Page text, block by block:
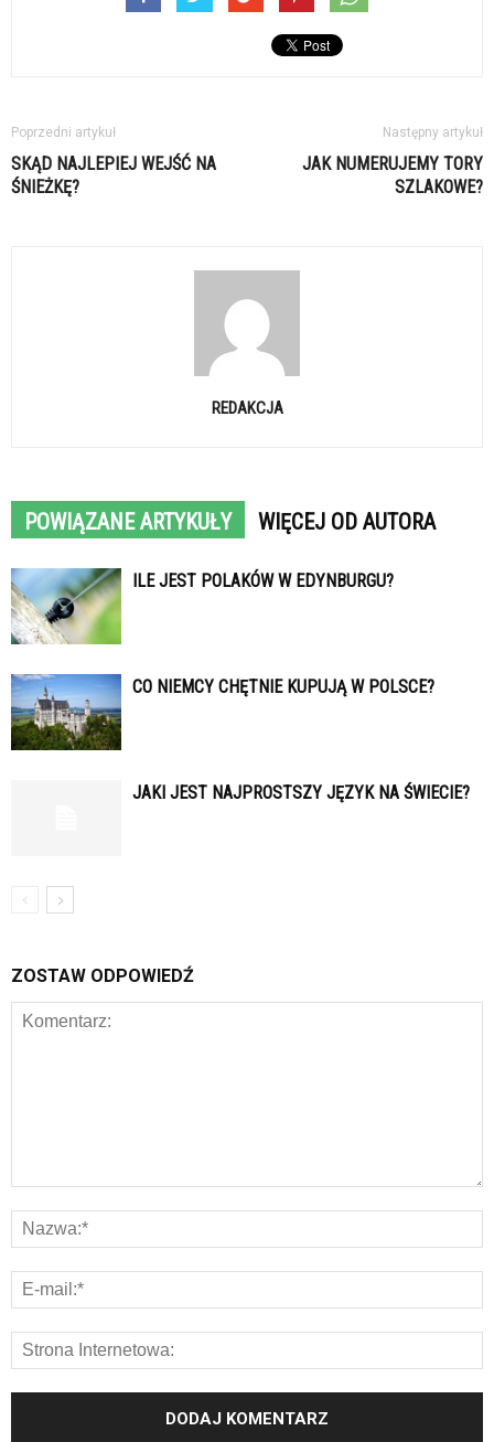
Poprzedni artykuł
SKĄD NAJLEPIEJ WEJŚĆ NA
ŚNIEŻKĘ?
Następny artykuł
JAK NUMERUJEMY TORY
SZLAKOWE?
REDAKCJA
POWIĄZANE ARTYKUŁY WIĘCEJ OD AUTORA
ILE JEST POLAKÓW W EDYNBURGU?
CO NIEMCY CHĘTNIE KUPUJĄ W POLSCE?
JAKI JEST NAJPROSTSZY JĘZYK NA ŚWIECIE?
ZOSTAW ODPOWIEDŹ